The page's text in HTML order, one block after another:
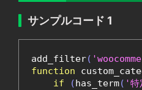
サンプルコード 1
add_filter(
function
if
(has_term( '特